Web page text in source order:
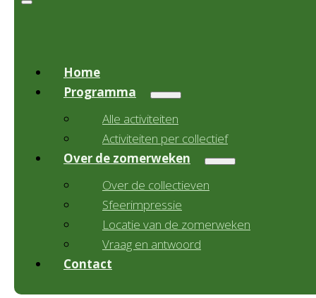
Home
Programma
Alle activiteiten
Activiteiten per collectief
Over de zomerweken
Over de collectieven
Sfeerimpressie
Locatie van de zomerweken
Vraag en antwoord
Contact